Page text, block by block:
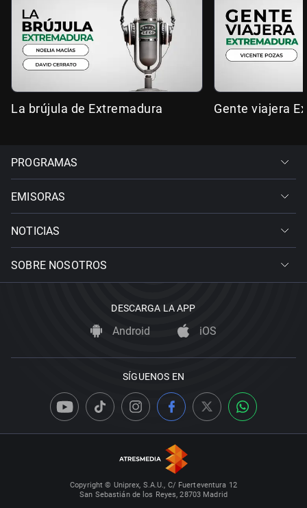
La brújula de Extremadura Gente viajera
PROGRAMAS
EMISORAS
NOTICIAS
SOBRE NOSOTROS
DESCARGA LA APP
Android iOS
SÍGUENOS EN
Copyright © Uniprex, S.A.U., C/ Fuerteventura 12
San Sebastián de los Reyes, 28703 Madrid